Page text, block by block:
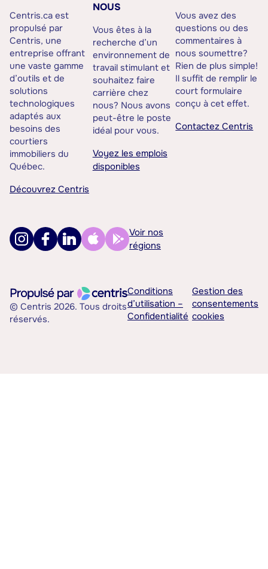
Centris.ca est
propulsé par
Centris, une
entreprise offrant
une vaste gamme
d’outils et de
solutions
technologiques
adaptés aux
besoins des
courtiers
immobiliers du
Québec.
Découvrez Centris
NOUS
Vous êtes à la
recherche d’un
environnement de
travail stimulant et
souhaitez faire
carrière chez
nous? Nous avons
peut-être le poste
idéal pour vous.
Voyez les emplois
disponibles
Vous avez des
questions ou des
commentaires à
nous soumettre?
Rien de plus simple!
Il suffit de remplir le
court formulaire
conçu à cet effet.
Contactez Centris
Voir nos
régions
© Centris 2026. Tous droits
réservés.
Conditions
d’utilisation –
Confidentialité
Gestion des
consentements
cookies